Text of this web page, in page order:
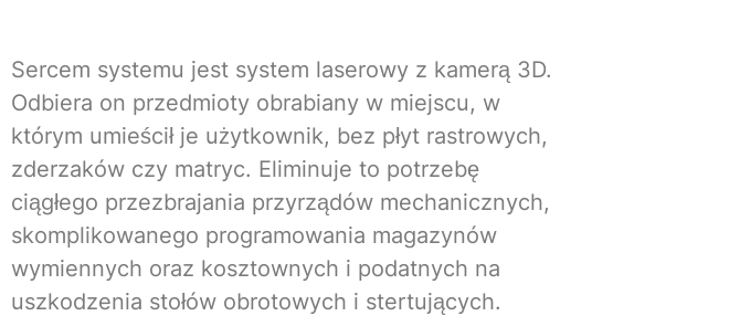
Sercem systemu jest system laserowy z kamerą 3D.
Odbiera on przedmioty obrabiany w miejscu, w
którym umieścił je użytkownik, bez płyt rastrowych,
zderzaków czy matryc. Eliminuje to potrzebę
ciągłego przezbrajania przyrządów mechanicznych,
skomplikowanego programowania magazynów
wymiennych oraz kosztownych i podatnych na
uszkodzenia stołów obrotowych i stertujących.